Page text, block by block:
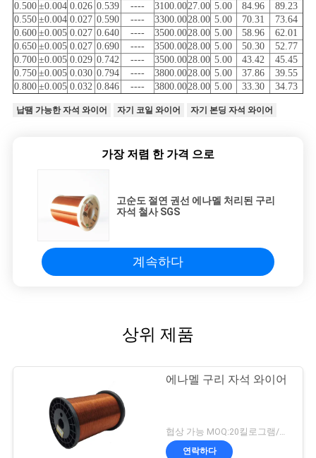
0.500 ±0.004 0.026 0.539 ---- 3100.0027.00 5.00 84.96
89.23
0.550 ±0.004 0.027 0.590 ---- 3300.0028.00 5.00 70.31
73.64
0.600 ±0.005 0.027 0.640 ---- 3500.0028.00 5.00 58.96
62.01
0.650 ±0.005 0.027 0.690 ---- 3500.0028.00 5.00 50.30
52.77
0.700 ±0.005 0.029 0.742 ---- 3500.0028.00 5.00 43.42
45.45
0.750 ±0.005 0.030 0.794 ---- 3800.0028.00 5.00 37.86
39.55
0.800 ±0.005 0.032 0.846 ---- 3800.0028.00 5.00 33.30 34.73
납땜 가능한 자석 와이어 자기 코일 와이어 자기 본딩 자석 와이어
가장 저렴 한 가격 으로
고순도 절연 권선 에나멜 처리된 구리
자석 철사 SGS
계속하다
상위 제품
에나멜 구리 자석 와이어
협상 가능 MOQ:20킬로그램/킬로그램
연락하다